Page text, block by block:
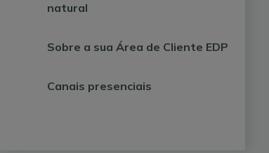
natural
Sobre a sua Área de Cliente EDP
Canais presenciais